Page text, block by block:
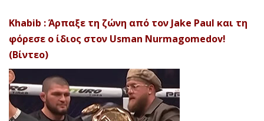
Khabib : Άρπαξε τη ζώνη από τον Jake Paul και τη
φόρεσε ο ίδιος στον Usman Nurmagomedov!
(Βίντεο)